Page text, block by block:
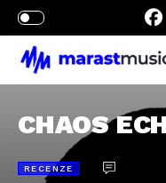
CHAOS
RECENZE